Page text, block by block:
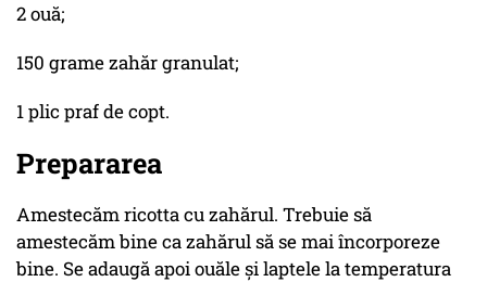
2 ouă;
150 grame zahăr granulat;
1 plic praf de copt.
Prepararea
Amestecăm ricotta cu zahărul. Trebuie să
amestecăm bine ca zahărul să se mai încorporeze
bine. Se adaugă apoi ouăle și laptele la temperatura